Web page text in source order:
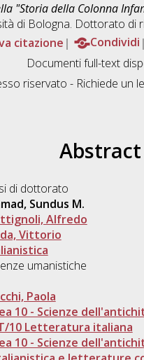
"Storia della Colonna
di Bologna. Dottorato di
citazione
Condividi
Documenti full-text
riservato - Richiede un
Abstract
di dottorato
Sundus M.
Alfredo
Vittorio
umanistiche
Paola
10 - Scienze
10 Letteratura italiana
10 - Scienze